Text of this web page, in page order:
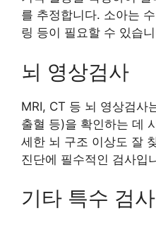
를 추정합니다. 소아는
링 등이 필요할 수 있습
뇌 영상검사
MRI, CT 등 뇌 영상검사
출혈 등)을 확인하는 데
세한 뇌 구조 이상도 잘
진단에 필수적인 검사입
기타 특수 검사